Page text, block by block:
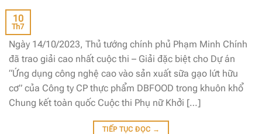
10
Th7
Ngày 14/10/2023, Thủ tướng chính phủ Phạm Minh Chính
đã trao giải cao nhất cuộc thi – Giải đặc biệt cho Dự án
“Ứng dụng công nghệ cao vào sản xuất sữa gạo lứt hữu
cơ” của Công ty CP thực phẩm DBFOOD trong khuôn khổ
Chung kết toàn quốc Cuộc thi Phụ nữ Khởi […]
TIẾP TỤC ĐỌC →